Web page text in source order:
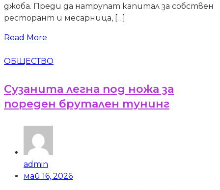
джоба. Преди да натрупат капитал за собствен
ресторант и месарница, […]
Read More
ОБЩЕСТВО
Сузанита легна под ножа за
пореден брутален тунинг
admin
май 16, 2026